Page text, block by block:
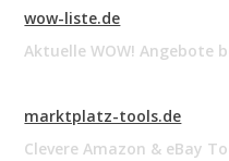
wow-liste.de
Aktuelle WOW! Angebote
marktplatz-tools.de
Clevere Amazon & eBay